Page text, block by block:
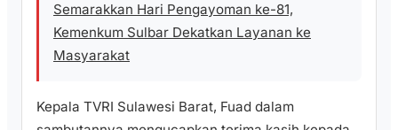
Semarakkan Hari Pengayoman ke-81,
Kemenkum Sulbar Dekatkan Layanan ke
Masyarakat
Kepala TVRI Sulawesi Barat, Fuad dalam